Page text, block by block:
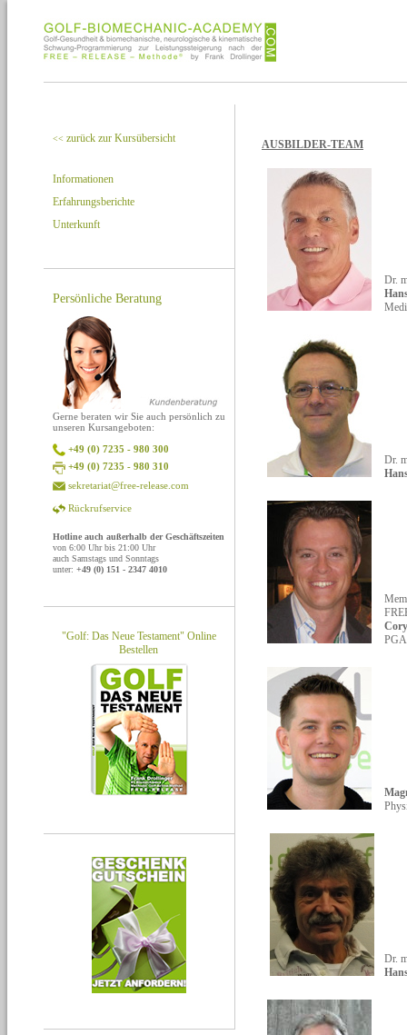
<< zurück zur Kursübersicht
Informationen
Erfahrungsberichte
Unterkunft
Persönliche Beratung
Gerne beraten wir Sie auch persönlich zu
unseren Kursangeboten:
+49 (0) 7235 - 980 300
+49 (0) 7235 - 980 310
sekretariat@free-release.com
Rückrufservice
Hotline auch außerhalb der Geschäftszeiten
von 6:00 Uhr bis 21:00 Uhr
auch Samstags und Sonntags
unter: +49 (0) 151 - 2347 4010
"Golf: Das Neue Testament" Online
Bestellen
AUSBILDER-TEAM
Dr.
Dr.
Dr.